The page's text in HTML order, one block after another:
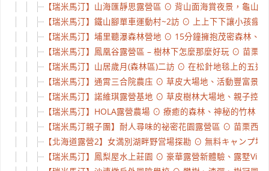
【瑞米馬汀】山海匯靜思露營區 ⊙ 背山面海賞夜景，龜山
【瑞米馬汀】鐵山腳單車運動村~2訪 ⊙ 上上下下讓小孩瘋
【瑞米馬汀】埔里聽瀑森林營地 ⊙ 15分鐘擁抱茂密森林、
【瑞米馬汀】鳳凰谷露營區 – 樹林下怎麼那麼好玩 ⊙ 苗栗
【瑞米馬汀】山居歲月(森林區)二訪 ⊙ 在松針地毯上的五
【瑞米馬汀】通霄三合院農庒 ⊙ 草皮大場地、活動豐富景
【瑞米馬汀】諾維琪露營基地 ⊙ 草皮樹林大場地、親子控
【瑞米馬汀】HOLA露營農場 ⊙ 療癒的森林、神秘的竹林
【瑞米馬汀親子團】耐人尋味的祕密花園露營區 ⊙ 苗栗西
【北海道露營2】女満別湖畔野営場探勘 ⊙ 無料キャンプ
【瑞米馬汀】鳳梨屋水上莊園 ⊙ 豪華露營新體驗、露墅